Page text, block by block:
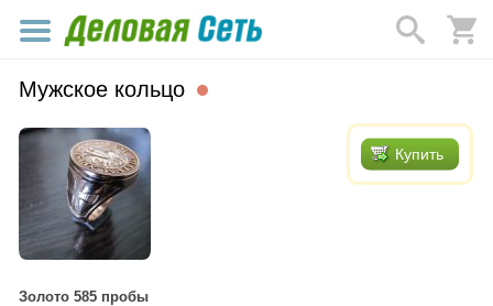
Мужское кольцо
Купить
Золото 585 пробы